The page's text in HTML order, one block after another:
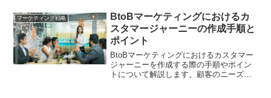
と、データ統合・権限・評価の実装手順
を整理します。
マーケティング戦略
BtoBマーケティングにおけるカ
スタマージャーニーの作成手順と
ポイント
BtoBマーケティングにおけるカスタマー
ジャーニーを作成する際の手順やポイン
トについて解説します。顧客のニーズや